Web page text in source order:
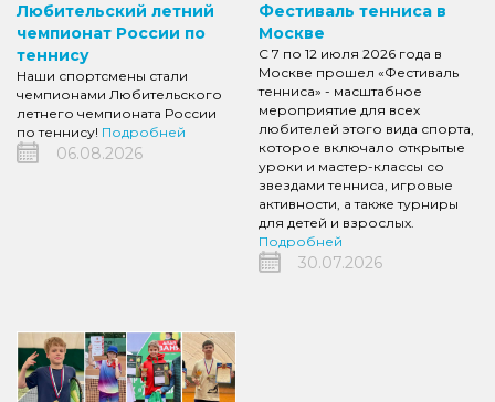
Любительский летний
чемпионат России по
теннису
Наши спортсмены стали
чемпионами Любительского
летнего чемпионата России
по теннису! Подробней
06.08.2026
Фестиваль тенниса в
Москве
С 7 по 12 июля 2026 года в
Москве прошел «Фестиваль
тенниса» - масштабное
мероприятие для всех
любителей этого вида спорта,
которое включало открытые
уроки и мастер-классы со
звездами тенниса, игровые
активности, а также турниры
для детей и взрослых.
Подробней
30.07.2026